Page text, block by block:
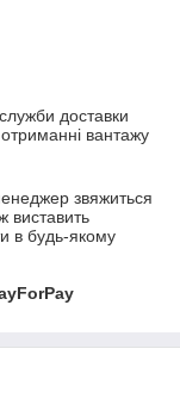
доставки
вантажу
звяжиться
виставить
в будь-якому